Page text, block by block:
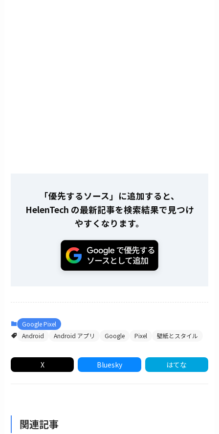
「優先するソース」に追加すると、
HelenTech の最新記事を検索結果で見つけ
やすくなります。
Google Pixel
Android
Android アプリ Google Pixel 壁紙とスタイル
X Bluesky はてな
関連記事